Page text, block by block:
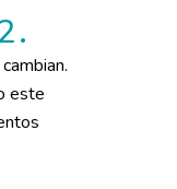
este